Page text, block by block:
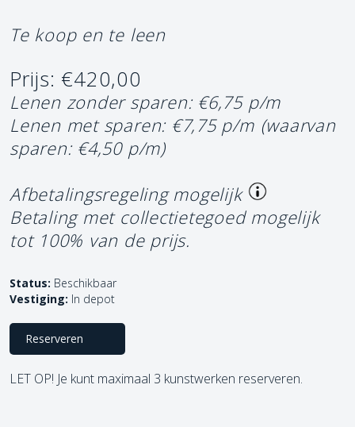
Te koop en te leen
Prijs: €420,00
Lenen zonder sparen: €6,75 p/m
Lenen met sparen: €7,75 p/m (waarvan
sparen: €4,50 p/m)
Afbetalingsregeling mogelijk
Betaling met collectietegoed mogelijk
tot 100% van de prijs.
Status: Beschikbaar
Vestiging: In depot
Reserveren
LET OP! Je kunt maximaal 3 kunstwerken reserveren.